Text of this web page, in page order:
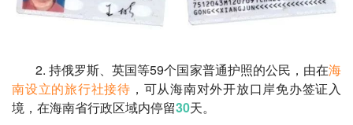
2. 持俄罗斯、英国等59个国家普通护照的公民，由在海
南设立的旅行社接待 ，可从海南对外开放口岸免办签证入
境，在海南省行政区域内停留30天。